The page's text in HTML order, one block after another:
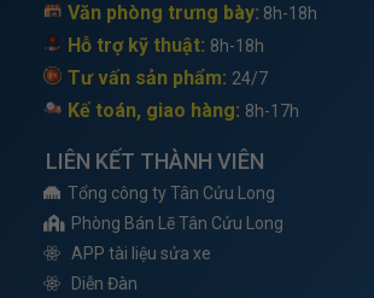
Văn phòng trưng bày: 8h-18h
Hỗ trợ kỹ thuật: 8h-18h
Tư vấn sản phẩm: 24/7
Kế toán, giao hàng: 8h-17h
LIÊN KẾT THÀNH VIÊN
Tổng công ty Tân Cửu Long
Phòng Bán Lẽ Tân Cửu Long
APP tài liệu sửa xe
Diễn Đàn